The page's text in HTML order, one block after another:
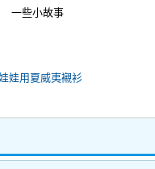
一些小故事
娃用夏威夷襯衫